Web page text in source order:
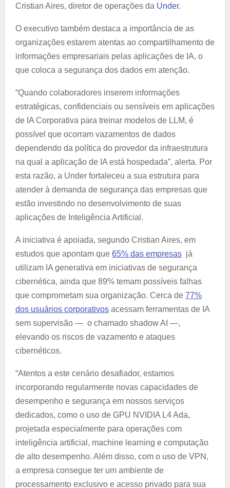
Cristian Aires, diretor de operações da Under.
O executivo também destaca a importância de as
organizações estarem atentas ao compartilhamento de
informações empresariais pelas aplicações de IA, o
que coloca a segurança dos dados em atenção.
“Quando colaboradores inserem informações
estratégicas, confidenciais ou sensíveis em aplicações
de IA Corporativa para treinar modelos de LLM, é
possível que ocorram vazamentos de dados
dependendo da política do provedor da infraestrutura
na qual a aplicação de IA está hospedada”, alerta. Por
esta razão, a Under fortaleceu a sua estrutura para
atender à demanda de segurança das empresas que
estão investindo no desenvolvimento de suas
aplicações de Inteligência Artificial.
A iniciativa é apoiada, segundo Cristian Aires, em
estudos que apontam que 65% das empresas já
utilizam IA generativa em iniciativas de segurança
cibernética, ainda que 89% temam possíveis falhas
que comprometam sua organização. Cerca de 77%
dos usuários corporativos acessam ferramentas de IA
sem supervisão — o chamado shadow AI —,
elevando os riscos de vazamento e ataques
cibernéticos.
“Atentos a este cenário desafiador, estamos
incorporando regularmente novas capacidades de
desempenho e segurança em nossos serviços
dedicados, como o uso de GPU NVIDIA L4 Ada,
projetada especialmente para operações com
inteligência artificial, machine learning e computação
de alto desempenho. Além disso, com o uso de VPN,
a empresa consegue ter um ambiente de
processamento exclusivo e acesso privado para sua